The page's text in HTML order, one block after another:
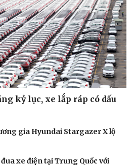
Podcast
Câu chuyện thời sự
Đọc truyện đêm khuya
Cửa sổ tình yêu
Kể chuyện cho bé
Hạt giống tâm hồn
kỷ lục, xe lắp ráp có dấu
gia Hyundai Stargazer X lộ
xe điện tại Trung Quốc với